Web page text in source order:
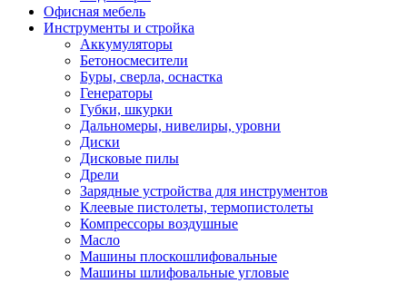
Офисная мебель
Инструменты и стройка
Аккумуляторы
Бетоносмесители
Буры, сверла, оснастка
Генераторы
Губки, шкурки
Дальномеры, нивелиры, уровни
Диски
Дисковые пилы
Дрели
Зарядные устройства для инструментов
Клеевые пистолеты, термопистолеты
Компрессоры воздушные
Масло
Машины плоскошлифовальные
Машины шлифовальные угловые